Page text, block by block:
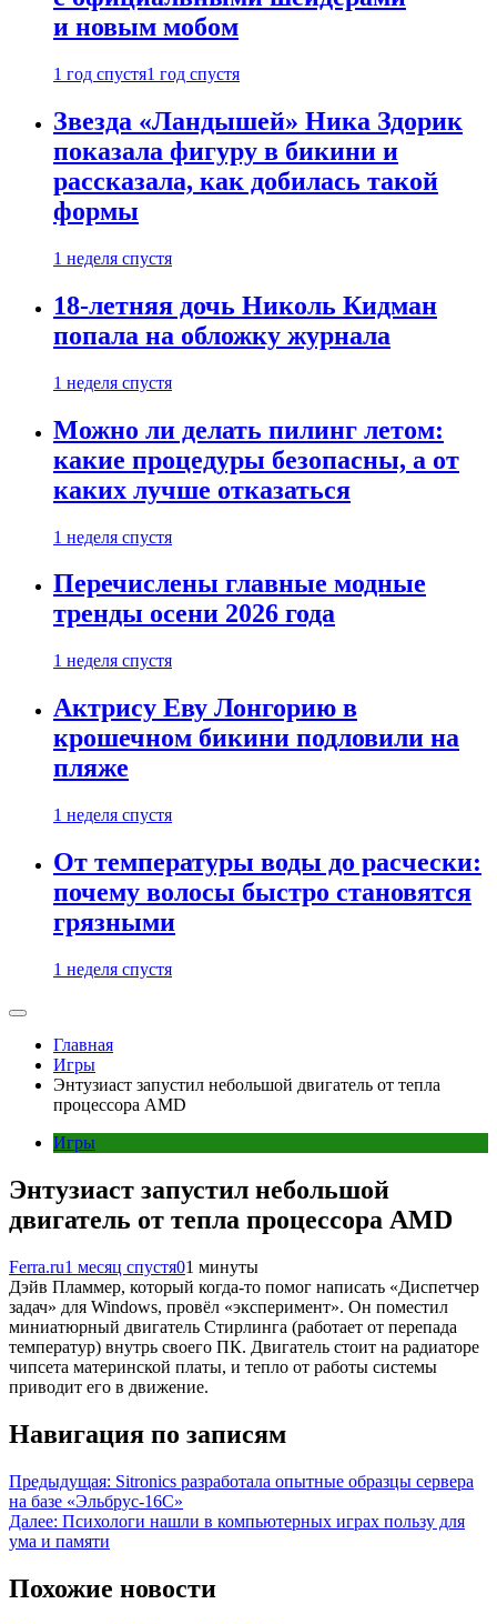
и новым мобом
1 год спустя1 год спустя
Звезда «Ландышей» Ника Здорик
показала фигуру в бикини и
рассказала, как добилась такой
формы
1 неделя спустя
18-летняя дочь Николь Кидман
попала на обложку журнала
1 неделя спустя
Можно ли делать пилинг летом:
какие процедуры безопасны, а от
каких лучше отказаться
1 неделя спустя
Перечислены главные модные
тренды осени 2026 года
1 неделя спустя
Актрису Еву Лонгорию в
крошечном бикини подловили на
пляже
1 неделя спустя
От температуры воды до расчески:
почему волосы быстро становятся
грязными
1 неделя спустя
Главная
Игры
Энтузиаст запустил небольшой двигатель от тепла
процессора AMD
Игры
Энтузиаст запустил небольшой
двигатель от тепла процессора AMD
Ferra.ru1 месяц спустя01 минуты
Дэйв Пламмер, который когда-то помог написать «Диспетчер
задач» для Windows, провёл «эксперимент». Он поместил
миниатюрный двигатель Стирлинга (работает от перепада
температур) внутрь своего ПК. Двигатель стоит на радиаторе
чипсета материнской платы, и тепло от работы системы
приводит его в движение.
Навигация по записям
Предыдущая: Sitronics разработала опытные образцы сервера
на базе «Эльбрус-16С»
Далее: Психологи нашли в компьютерных играх пользу для
ума и памяти
Похожие новости